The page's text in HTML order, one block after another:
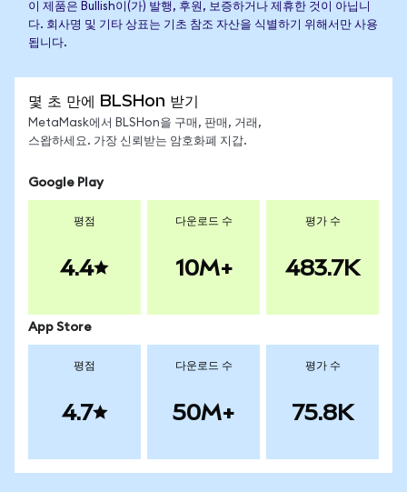
이 제품은 Bullish이(가) 발행, 후원, 보증하거나 제휴한 것이 아닙니
다. 회사명 및 기타 상표는 기초 참조 자산을 식별하기 위해서만 사용
됩니다.
몇 초 만에 BLSHon 받기
MetaMask에서 BLSHon을 구매, 판매, 거래,
스왑하세요. 가장 신뢰받는 암호화폐 지갑.
Google Play
평점
4.4
다운로드 수
10M+
평가 수
483.7K
App Store
평점
4.7
다운로드 수
50M+
평가 수
75.8K